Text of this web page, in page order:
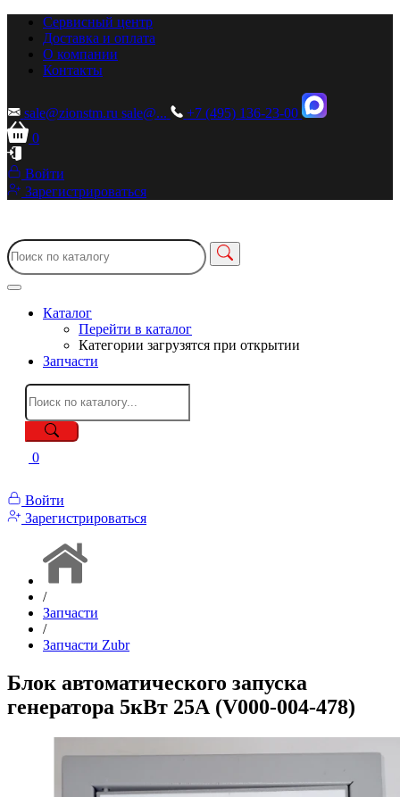
Сервисный центр
Доставка и оплата
О компании
Контакты
sale@zionstm.ru sale@...
+7 (495) 136-23-00
0
Войти
Зарегистрироваться
Каталог
Перейти в каталог
Категории загрузятся при открытии
Запчасти
0
Войти
Зарегистрироваться
/
Запчасти
/
Запчасти Zubr
Блок автоматического запуска
генератора 5кВт 25А (V000-004-478)